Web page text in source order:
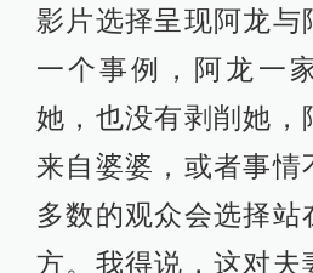
影片选择呈现阿龙与
一个事例，阿龙一
她，也没有剥削她，
来自婆婆，或者事情
多数的观众会选择站
方。我得说，这对夫